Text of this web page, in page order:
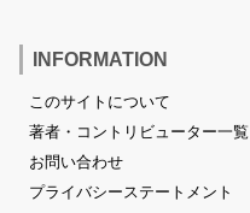
INFORMATION
このサイトについて
著者・コントリビューター一覧
お問い合わせ
プライバシーステートメント